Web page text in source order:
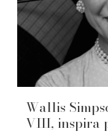
Wallis
VIII, inspira